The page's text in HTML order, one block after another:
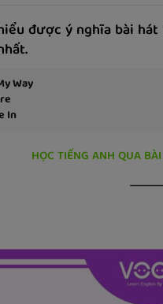
được ý nghĩa bài
Way
In
HỌC TIẾNG ANH QUA